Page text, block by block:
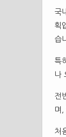
국
획
습
특
나
전
며,
처